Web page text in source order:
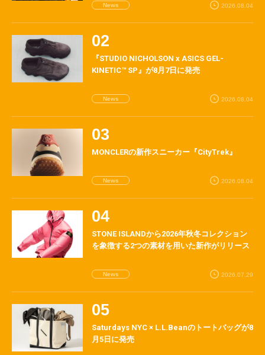
News 2026.08.04
『STUDIO NICHOLSON x ASICS GEL-
KINETIC™ SP』が8月7日に発売
News 2026.08.04
MONCLERの新作スニーカー『CityTrek』
News 2026.08.04
STONE ISLANDから2026年秋冬コレクション
を象徴する2つの素材を用いた新作がリリース
News 2026.07.29
Saturdays NYC × L.L.Beanのトートバッグが8
月5日に発売